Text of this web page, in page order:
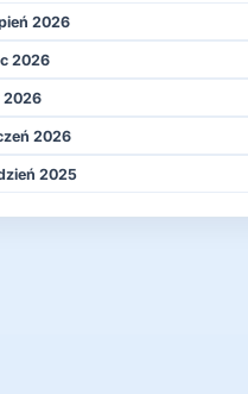
2026
2026
2026
2025